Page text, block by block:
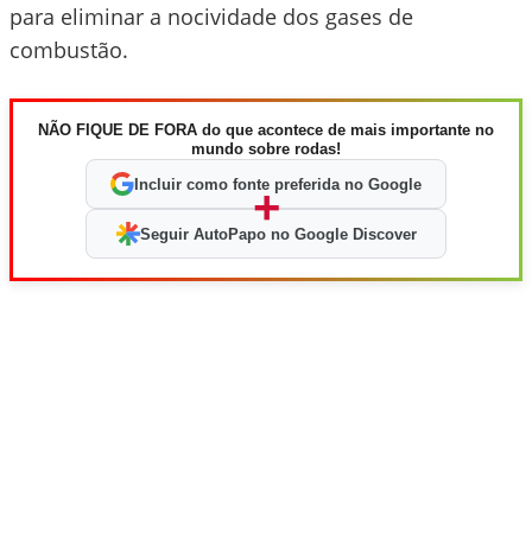
para eliminar a nocividade dos gases de
combustão.
NÃO FIQUE DE FORA do que acontece de mais importante no
mundo sobre rodas!
Incluir como fonte preferida no Google
+
Seguir AutoPapo no Google Discover